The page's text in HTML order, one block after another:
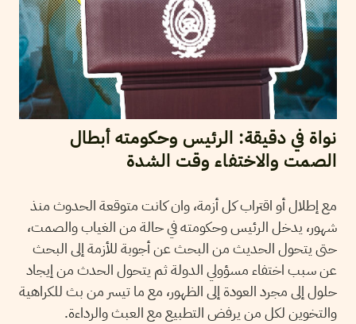
نواة في دقيقة: الرئيس وحكومته أبطال
الصمت والاختفاء وقت الشدة
مع إطلال أو اقتراب كل أزمة، وان كانت متوقعة الحدوث منذ
شهور، يدخل الرئيس وحكومته في حالة من الغياب والصمت،
حتى يتحول الحديث من البحث عن أجوبة للأزمة إلى البحث
عن سبب اختفاء مسؤولي الدولة ثم يتحول الحدث من إيجاد
حلول إلى مجرد العودة إلى الظهور، مع ما تيسر من بث للكراهية
والتخوين لكل من يرفض التطبيع مع العبث والرداءة.